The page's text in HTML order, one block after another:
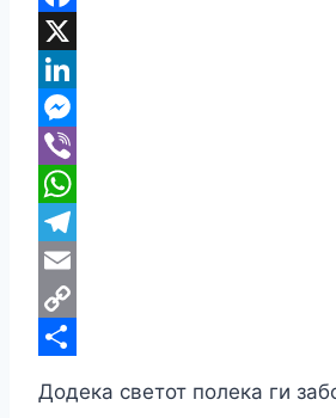
Додека светот полека ги